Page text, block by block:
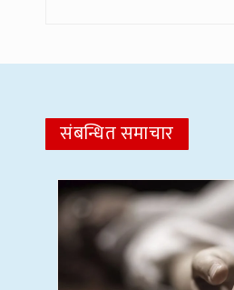
संबन्धित समाचार